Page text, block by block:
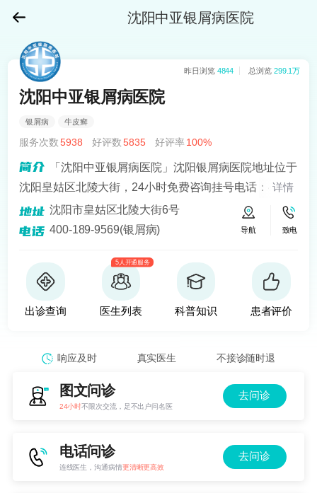
沈阳中亚银屑病医院
昨日浏览 4844 总浏览 299.1万
沈阳中亚银屑病医院
银屑病 牛皮癣
服务次数 5938 好评数 5835 好评率 100%
「沈阳中亚银屑病医院」沈阳银屑病医院地址位于
沈阳皇姑区北陵大街，24小时免费咨询挂号电话：400-
189-9569！沈阳中亚在“recell黑色素细胞移植手术”治疗
银屑病上面取得很好的成就。
详情
沈阳市皇姑区北陵大街6号
400-189-9569(银屑病)
导航 致电
出诊查询
5人开通服务
医生列表 科普知识 患者评价
响应及时 真实医生 不接诊随时退
图文问诊
24小时不限次交流，足不出户问名医
去问诊
电话问诊
连线医生，沟通病情更清晰更高效
去问诊